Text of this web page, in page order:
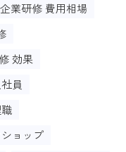
企業研修 費用相場
効果
員
ョップ